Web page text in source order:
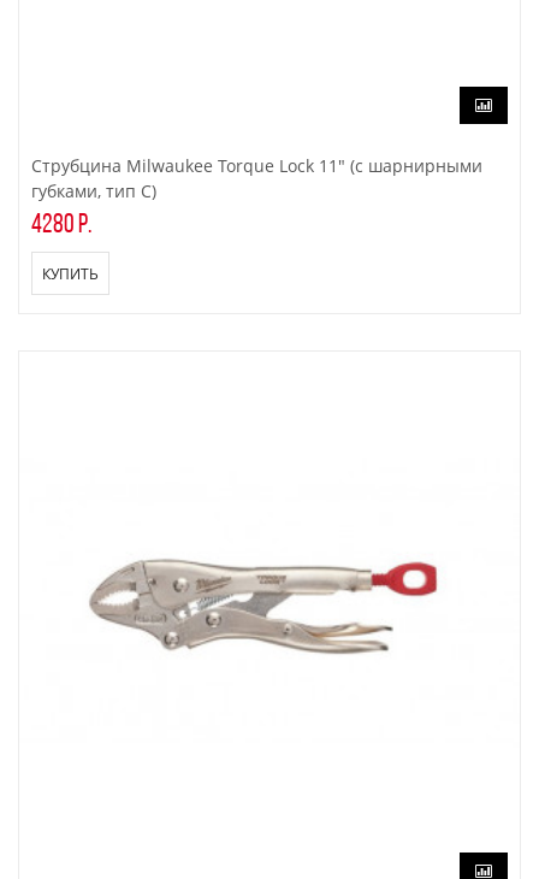
Струбцина Milwaukee Torque Lock 11" (с шарнирными
губками, тип C)
4280 р.
КУПИТЬ